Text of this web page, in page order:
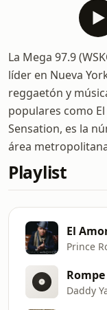
La Mega 97.9
líder en Nueva
reggaetón y
populares como
Sensation, es la
área
Playlist
El
Prince
Daddy